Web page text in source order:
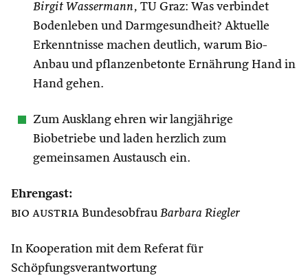
Birgit Wassermann, TU Graz: Was verbindet
Bodenleben und Darmgesundheit? Aktuelle
Erkenntnisse machen deutlich, warum Bio-
Anbau und pflanzenbetonte Ernährung Hand in
Hand gehen.
Zum Ausklang ehren wir langjährige
Biobetriebe und laden herzlich zum
gemeinsamen Austausch ein.
Ehrengast:
bio austria BundesobfrauBarbara Riegler
In Kooperation mit dem Referat für
Schöpfungsverantwortung